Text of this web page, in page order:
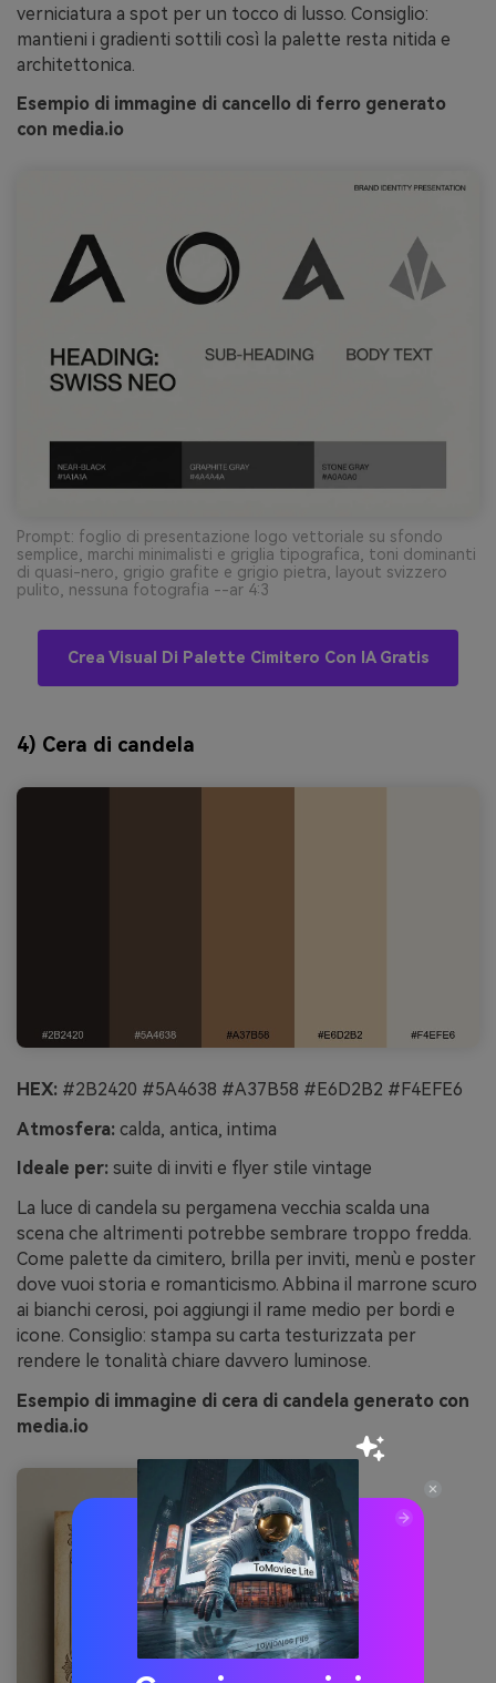
verniciatura a spot per un tocco di lusso. Consiglio:
mantieni i gradienti sottili così la palette resta nitida e
architettonica.
Esempio di immagine di cancello di ferro generato
con media.io
Prompt: foglio di presentazione logo vettoriale su sfondo
semplice, marchi minimalisti e griglia tipografica, toni dominanti
di quasi-nero, grigio grafite e grigio pietra, layout svizzero
pulito, nessuna fotografia --ar 4:3
Crea Visual Di Palette Cimitero Con IA Gratis
4) Cera di candela
HEX: #2B2420 #5A4638 #A37B58 #E6D2B2 #F4EFE6
Atmosfera: calda, antica, intima
Ideale per: suite di inviti e flyer stile vintage
La luce di candela su pergamena vecchia scalda una
scena che altrimenti potrebbe sembrare troppo fredda.
Come palette da cimitero, brilla per inviti, menù e poster
dove vuoi storia e romanticismo. Abbina il marrone scuro
ai bianchi cerosi, poi aggiungi il rame medio per bordi e
icone. Consiglio: stampa su carta testurizzata per
rendere le tonalità chiare davvero luminose.
Esempio di immagine di cera di candela generato con
media.io